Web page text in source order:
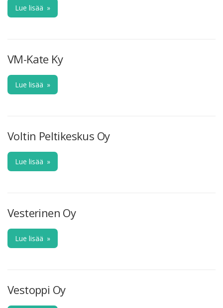
Lue lisää »
VM-Kate Ky
Lue lisää »
Voltin Peltikeskus Oy
Lue lisää »
Vesterinen Oy
Lue lisää »
Vestoppi Oy